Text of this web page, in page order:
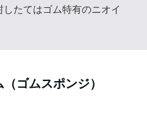
たてはゴム特有のニオイ
ゴムスポンジ）